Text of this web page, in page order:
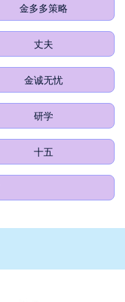
金多多策略
丈夫
金诚无忧
研学
十五